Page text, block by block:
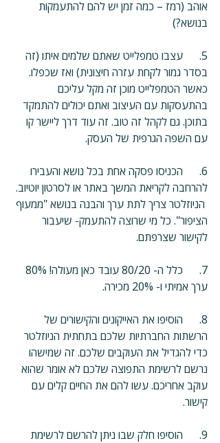
אוהב (רמז – כמה זמן יש להם להתעמקות
בנושא?)
5.      עצבו טמפלייט שאתם שלמים איתו (זה
בסדר גמור לקחת עזרה חיצונית) ואז שכפלו.
כאשר הטמפלייט מוכן זה מקל עליכם
בהתעסקות עם העיצוב ואתם יכולים להתמקד
בתוכן. גם לקהל זה טוב. זה עוד דרך ליישר קו
עם השפה הגרפית של העסק.
6.      הכניסו פסקה אחת בכל נושא והעבירו
להרחבה לקריאת המשך באתר או לסרטון יוטיוב.
הניוזלטר צריך לתת ערך והבנה בנושא "ממעוף
הציפור". כל מי שרוצה להתעמק- שיעבור
לקישור שצרפתם.
ערך אמיתי ו- 20% מכירה.
8.      הוסיפו את האייקונים והקישורים של
הרשתות החברתיות שלכם בתחתית הניוזלטר
כדי להגדיל את העוקבים שלכם. זה שמישהו
נרשם לרשימת התפוצה שלכם לא אומר שהוא
עוקב אחריכם. עשו להם את החיים קלים עם
קישור.
9.      הוסיפו חלק שבו ניתן להרשם לרשימת